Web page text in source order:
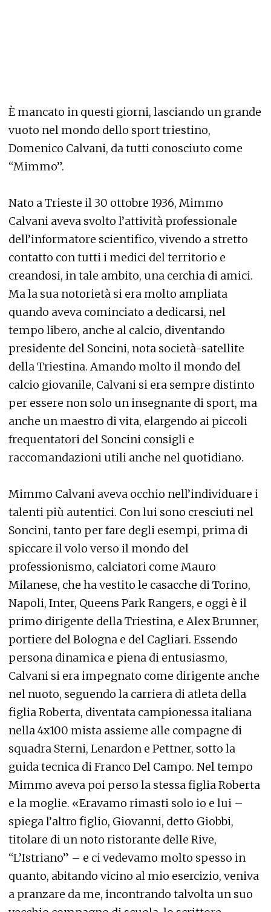
È mancato in questi giorni, lasciando un grande
vuoto nel mondo dello sport triestino,
Domenico Calvani, da tutti conosciuto come
“Mimmo”.
Nato a Trieste il 30 ottobre 1936, Mimmo
Calvani aveva svolto l’attività professionale
dell’informatore scientifico, vivendo a stretto
contatto con tutti i medici del territorio e
creandosi, in tale ambito, una cerchia di amici.
Ma la sua notorietà si era molto ampliata
quando aveva cominciato a dedicarsi, nel
tempo libero, anche al calcio, diventando
presidente del Soncini, nota società-satellite
della Triestina. Amando molto il mondo del
calcio giovanile, Calvani si era sempre distinto
per essere non solo un insegnante di sport, ma
anche un maestro di vita, elargendo ai piccoli
frequentatori del Soncini consigli e
raccomandazioni utili anche nel quotidiano.
Mimmo Calvani aveva occhio nell’individuare i
talenti più autentici. Con lui sono cresciuti nel
Soncini, tanto per fare degli esempi, prima di
spiccare il volo verso il mondo del
professionismo, calciatori come Mauro
Milanese, che ha vestito le casacche di Torino,
Napoli, Inter, Queens Park Rangers, e oggi è il
primo dirigente della Triestina, e Alex Brunner,
portiere del Bologna e del Cagliari. Essendo
persona dinamica e piena di entusiasmo,
Calvani si era impegnato come dirigente anche
nel nuoto, seguendo la carriera di atleta della
figlia Roberta, diventata campionessa italiana
nella 4x100 mista assieme alle compagne di
squadra Sterni, Lenardon e Pettner, sotto la
guida tecnica di Franco Del Campo. Nel tempo
Mimmo aveva poi perso la stessa figlia Roberta
e la moglie. «Eravamo rimasti solo io e lui –
spiega l’altro figlio, Giovanni, detto Giobbi,
titolare di un noto ristorante delle Rive,
“L’Istriano” – e ci vedevamo molto spesso in
quanto, abitando vicino al mio esercizio, veniva
a pranzare da me, incontrando talvolta un suo